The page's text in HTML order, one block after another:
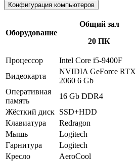
Конфигурация компьютеров
Оборудование
Общий зал
20 ПК
Процессор Intel Core i5-9400F
Видеокарта
NVIDIA GeForce RTX
2060 6 Gb
Оперативная
память
16 Gb DDR4
Жёсткий диск SSD+HDD
Клавиатура
Redragon
Мышь
Logitech
Гарнитура
Logitech
Кресло
AeroCool